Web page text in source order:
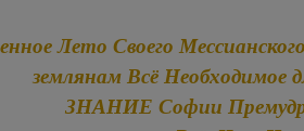
Лето Своего
землянам Всё Необходимое
ЗНАНИЕ Софии